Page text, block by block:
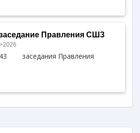
Правления СШЗ
заседания Правления